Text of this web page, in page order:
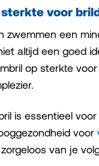
voor
zwemmen een
altijd een goed
op sterkte
is essentieel
voor
van je